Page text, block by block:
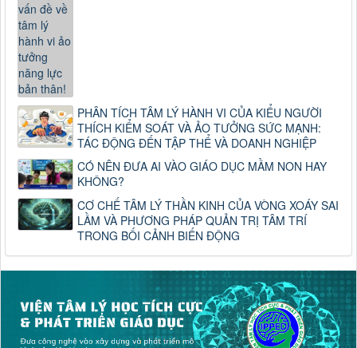
PHÂN TÍCH TÂM LÝ HÀNH VI CỦA KIỂU NGƯỜI
THÍCH KIỂM SOÁT VÀ ẢO TƯỞNG SỨC MẠNH:
TÁC ĐỘNG ĐẾN TẬP THỂ VÀ DOANH NGHIỆP
CÓ NÊN ĐƯA AI VÀO GIÁO DỤC MẦM NON HAY
KHÔNG?
CƠ CHẾ TÂM LÝ THẦN KINH CỦA VÒNG XOÁY SAI
LẦM VÀ PHƯƠNG PHÁP QUẢN TRỊ TÂM TRÍ
TRONG BỐI CẢNH BIẾN ĐỘNG